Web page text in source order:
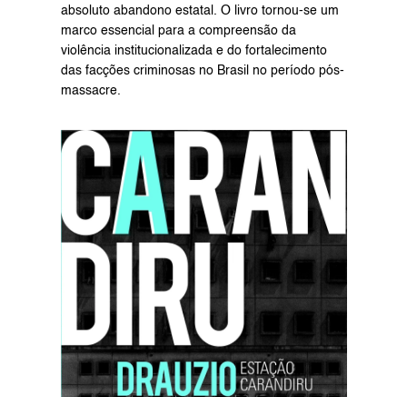
absoluto abandono estatal. O livro tornou-se um
marco essencial para a compreensão da
violência institucionalizada e do fortalecimento
das facções criminosas no Brasil no período pós-
massacre.